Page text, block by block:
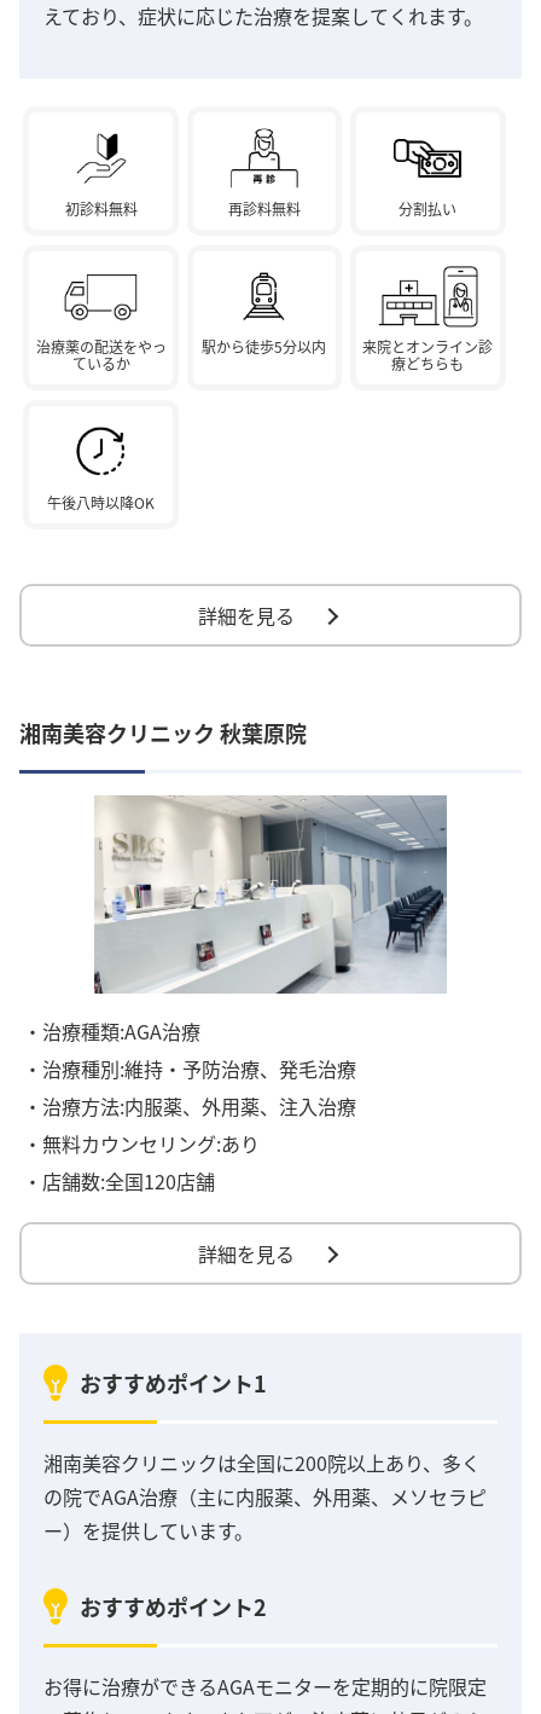
えており、症状に応じた治療を提案してくれます。
初診料無料 再診料無料 分割払い
治療薬の配送をやっ
ているか
駅から徒歩5分以内
来院とオンライン診
療どちらも
午後八時以降OK
詳細を見る
湘南美容クリニック 秋葉原院
・治療種類:AGA治療
・治療種別:維持・予防治療、発毛治療
・治療方法:内服薬、外用薬、注入治療
・無料カウンセリング:あり
・店舗数:全国120店舗
詳細を見る
おすすめポイント1
湘南美容クリニックは全国に200院以上あり、多く
の院でAGA治療（主に内服薬、外用薬、メソセラピ
ー）を提供しています。
おすすめポイント2
お得に治療ができるAGAモニターを定期的に院限定